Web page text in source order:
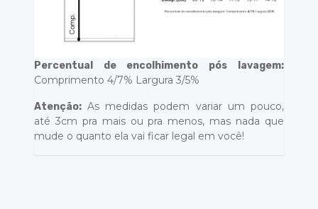
Percentual de encolhimento pós lavagem:
Comprimento 4/7% Largura 3/5%
Atenção: As medidas podem variar um pouco,
até 3cm pra mais ou pra menos, mas nada que
mude o quanto ela vai ficar legal em você!